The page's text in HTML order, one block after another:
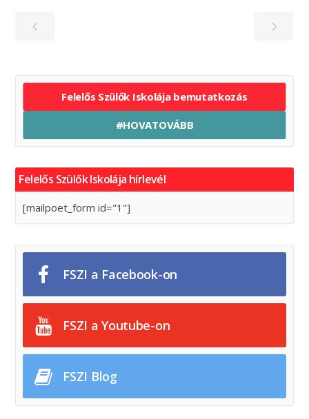
Felelős Szülők Iskolája bemutatkozás
#HOVATOVÁBB
Felelős Szülők Iskolája hírlevél
[mailpoet_form id="1"]
FSZI a Facebook-on
FSZI a Youtube-on
FSZI Blog